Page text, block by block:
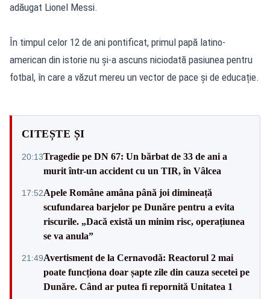
adăugat Lionel Messi.
În timpul celor 12 de ani pontificat, primul papă latino-
american din istorie nu și-a ascuns niciodată pasiunea pentru
fotbal, în care a văzut mereu un vector de pace și de educație.
CITEȘTE ȘI
20:13Tragedie pe DN 67: Un bărbat de 33 de ani a
murit într-un accident cu un TIR, în Vâlcea
17:52Apele Române amâna până joi dimineață
scufundarea barjelor pe Dunăre pentru a evita
riscurile. „Dacă există un minim risc, operațiunea
se va anula”
21:49Avertisment de la Cernavodă: Reactorul 2 mai
poate funcționa doar șapte zile din cauza secetei pe
Dunăre. Când ar putea fi repornită Unitatea 1